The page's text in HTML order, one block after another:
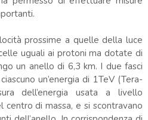
prossime a quelle della luce
uguali ai protoni ma dotate di
un anello di 6,3 km. I due fasci
un’energia di 1TeV (Tera-
dell’energia usata a livello
centro di massa, e si scontravano